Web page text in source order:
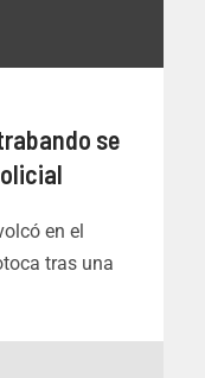
se
en el
tras una